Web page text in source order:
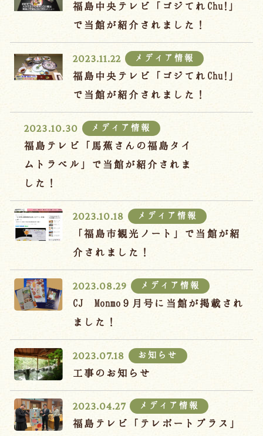
福島中央テレビ「ゴジてれChu!」
で当館が紹介されました！
2023.11.22 メディア情報
福島中央テレビ「ゴジてれChu!」
で当館が紹介されました！
2023.10.30 メディア情報
福島テレビ「馬蕉さんの福島タイ
ムトラベル」で当館が紹介されま
した！
2023.10.18 メディア情報
「福島市観光ノート」で当館が紹
介されました！
2023.08.29 メディア情報
CJ Monmo９月号に当館が掲載され
ました！
2023.07.18 お知らせ
工事のお知らせ
2023.04.27 メディア情報
福島テレビ「テレポートプラス」
会議・団体 吉川屋で過ごす特別な日
お知らせ よくあるご質問
お問い合わせ
予約確認・変更・キャンセル
キャンセルポリシー
宿泊約款
オンラインショップ
吉川屋×温泉むすめ
Follow us
024-542-2226
Language